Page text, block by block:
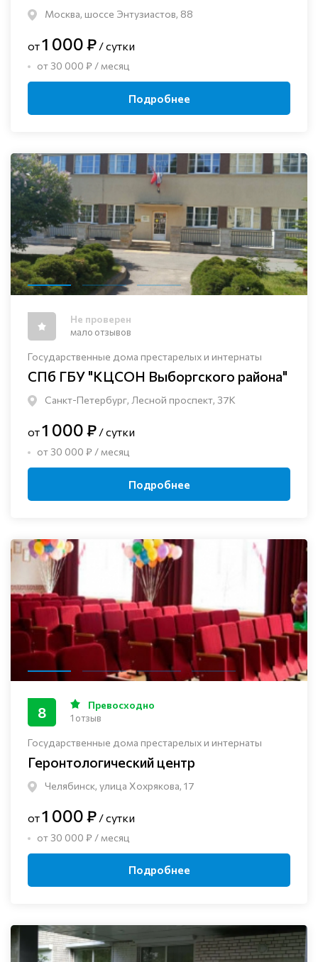
Москва, шоссе Энтузиастов, 88
от1 000 ₽ / сутки
от 30 000 ₽ / месяц
Подробнее
Государственные дома престарелых и интернаты
СПб ГБУ "КЦСОН Выборгского района"
Санкт-Петербург, Лесной проспект, 37К
Не проверен
мало отзывов
от1 000 ₽ / сутки
от 30 000 ₽ / месяц
Подробнее
Государственные дома престарелых и интернаты
Геронтологический центр
Челябинск, улица Хохрякова, 17
8 Превосходно
1 отзыв
от1 000 ₽ / сутки
от 30 000 ₽ / месяц
Подробнее